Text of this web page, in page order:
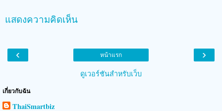
แสดงความคิดเห็น
‹ ›
หน้าแรก
ดูเวอร์ชันสำหรับเว็บ
เกี่ยวกับฉัน
ThaiSmartbiz